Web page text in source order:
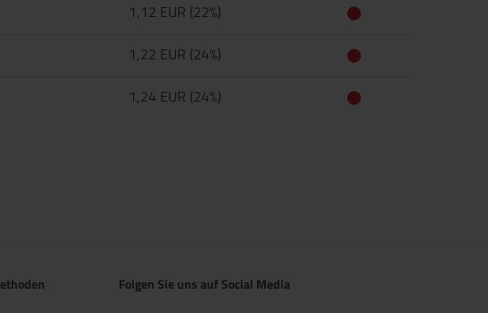
1,12 EUR (22%)
1,22 EUR (24%)
1,24 EUR (24%)
Folgen Sie uns auf Social Media